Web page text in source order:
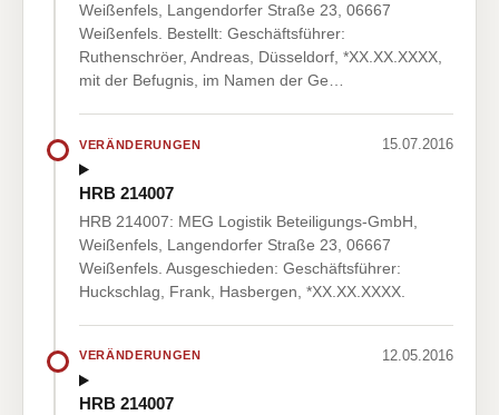
Weißenfels, Langendorfer Straße 23, 06667
Weißenfels. Bestellt: Geschäftsführer:
Ruthenschröer, Andreas, Düsseldorf, *XX.XX.XXXX,
mit der Befugnis, im Namen der Ge…
VERÄNDERUNGEN 15.07.2016
HRB 214007
HRB 214007: MEG Logistik Beteiligungs-GmbH,
Weißenfels, Langendorfer Straße 23, 06667
Weißenfels. Ausgeschieden: Geschäftsführer:
Huckschlag, Frank, Hasbergen, *XX.XX.XXXX.
VERÄNDERUNGEN 12.05.2016
HRB 214007